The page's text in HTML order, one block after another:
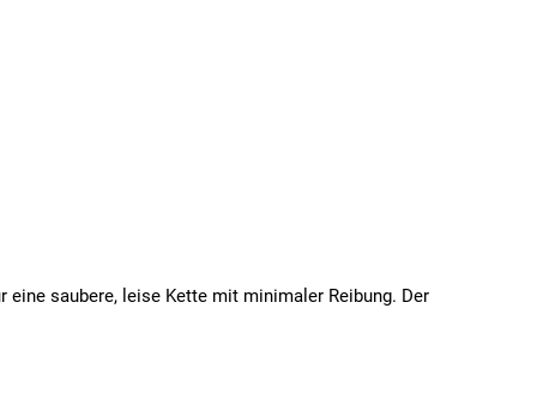
saubere, leise Kette mit minimaler Reibung. Der